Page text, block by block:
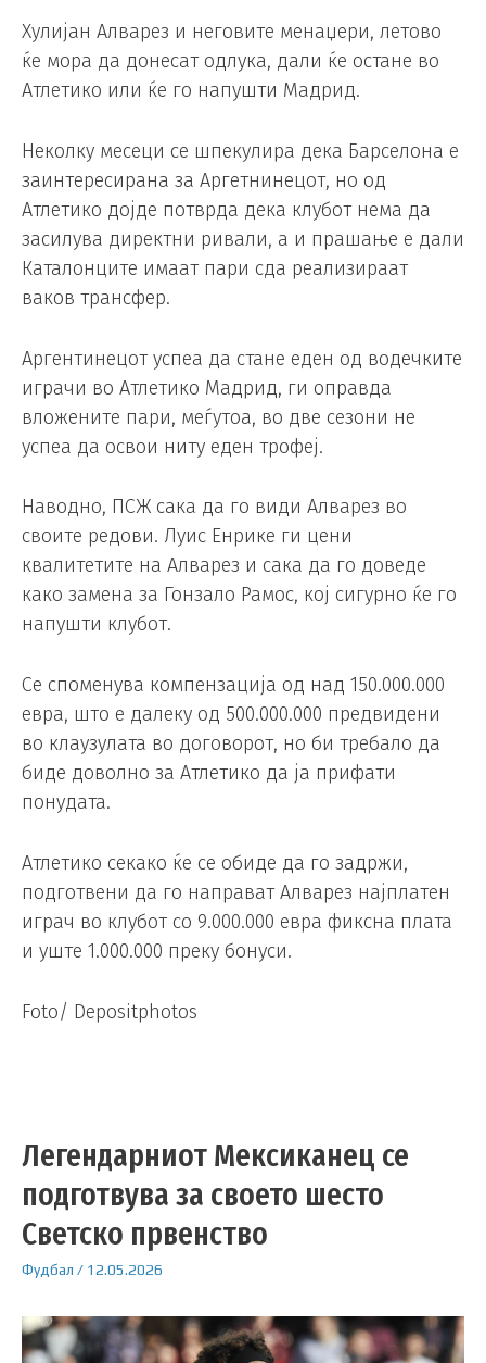
Хулијан Алварез и неговите менаџери, летово
ќе мора да донесат одлука, дали ќе остане во
Атлетико или ќе го напушти Мадрид.
Неколку месеци се шпекулира дека Барселона е
заинтересирана за Аргетнинецот, но од
Атлетико дојде потврда дека клубот нема да
засилува директни ривали, а и прашање е дали
Каталонците имаат пари сда реализираат
ваков трансфер.
Аргентинецот успеа да стане еден од водечките
играчи во Атлетико Мадрид, ги оправда
вложените пари, меѓутоа, во две сезони не
успеа да освои ниту еден трофеј.
Наводно, ПСЖ сака да го види Алварез во
своите редови. Луис Енрике ги цени
квалитетите на Алварез и сака да го доведе
како замена за Гонзало Рамос, кој сигурно ќе го
напушти клубот.
Се споменува компензација од над 150.000.000
евра, што е далеку од 500.000.000 предвидени
во клаузулата во договорот, но би требало да
биде доволно за Атлетико да ја прифати
понудата.
Атлетико секако ќе се обиде да го задржи,
подготвени да го направат Алварез најплатен
играч во клубот со 9.000.000 евра фиксна плата
и уште 1.000.000 преку бонуси.
Foto/ Depositphotos
Легендарниот Мексиканец се
подготвува за своето шесто
Светско првенство
Фудбал / 12.05.2026